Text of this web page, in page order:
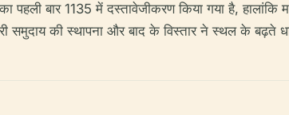
बार 1135 में दस्तावेजीकरण किया गया है, हालांकि
समुदाय की स्थापना और बाद के विस्तार ने स्थल के बढ़ते